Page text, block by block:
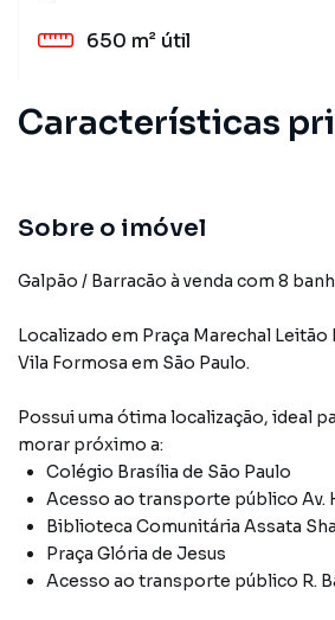
650 m² útil
Características
Sobre o imóvel
Galpão / Barracão à venda com 8
Localizado em Praça Marechal Leitão
Vila Formosa em São Paulo.
Possui uma ótima localização, ideal
morar próximo a:
Colégio Brasília de São Paulo
Acesso ao transporte público Av.
Biblioteca Comunitária Assata
Praça Glória de Jesus
Acesso ao transporte público R.